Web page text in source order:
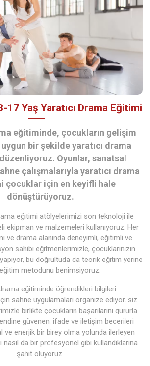
17 Yaş Yaratıcı Drama Eğitimi
eğitiminde, çocukların gelişim
bir şekilde yaratıcı drama
Oyunlar, sanatsal
çalışmalarıyla yaratıcı drama
çocuklar için en keyifli hale
dönüştürüyoruz.
eğitimi atölyelerimizi son teknoloji ile
ekipman ve malzemeleri kullanıyoruz. Her
ve drama alanında deneyimli, eğitimli ve
sahibi eğitmenlerimizle, çocuklarınızın
bu doğrultuda da teorik eğitim yerine
metodunu benimsiyoruz.
eğitiminde öğrendikleri bilgileri
sahne uygulamaları organize ediyor, siz
birlikte çocukların başarılarını gururla
güvenen, ifade ve iletişim becerileri
ve enerjik bir birey olma yolunda ilerleyen
nasıl da bir profesyonel gibi kullandıklarına
şahit oluyoruz.